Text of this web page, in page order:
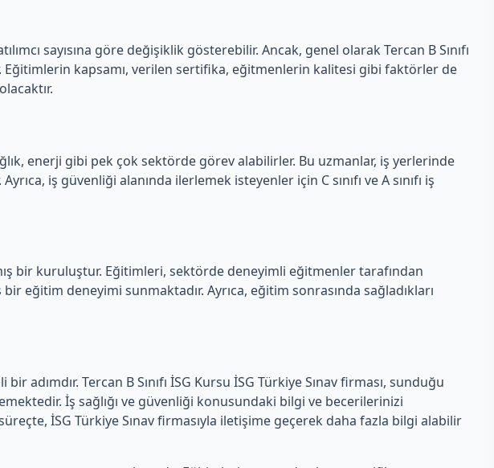
sayısına göre değişiklik gösterebilir. Ancak, genel olarak Tercan B Sınıfı
Eğitimlerin kapsamı, verilen sertifika, eğitmenlerin kalitesi gibi faktörler de
enerji gibi pek çok sektörde görev alabilirler. Bu uzmanlar, iş yerlerinde
iş güvenliği alanında ilerlemek isteyenler için C sınıfı ve A sınıfı iş
bir kuruluştur. Eğitimleri, sektörde deneyimli eğitmenler tarafından
eğitim deneyimi sunmaktadır. Ayrıca, eğitim sonrasında sağladıkları
adımdır. Tercan B Sınıfı İSG Kursu İSG Türkiye Sınav firması, sunduğu
İş sağlığı ve güvenliği konusundaki bilgi ve becerilerinizi
İSG Türkiye Sınav firmasıyla iletişime geçerek daha fazla bilgi alabilir